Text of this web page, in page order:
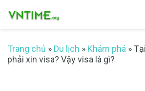
Trang chủ » Du lịch » Khám phá »
phải xin visa? Vậy visa là gì?